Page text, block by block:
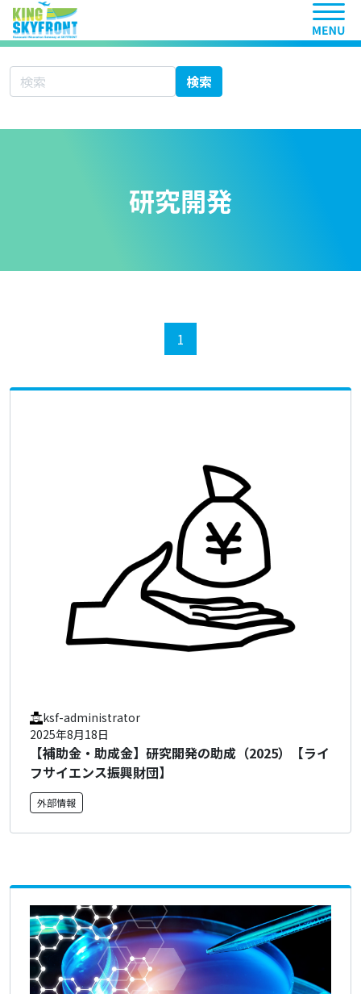
ヘッ
サイト内検索 検索
研究開発
1
【補助金・助成金】研究開発の助成（2025）【ライ
フサイエンス振興財団】
2025年8月18日
ksf-administrator
外部情報